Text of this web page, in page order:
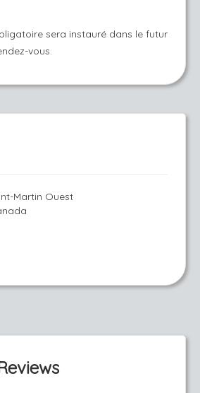
sera instauré dans le futur
vous.
Martin Ouest